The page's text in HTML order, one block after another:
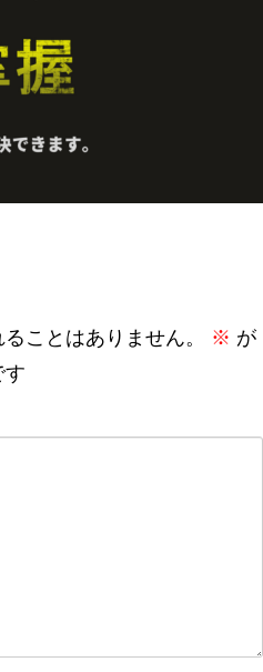
ことはありません。 ※ が